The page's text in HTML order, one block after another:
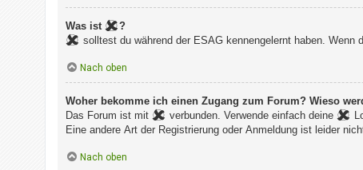
Was ist
?
solltest du während der ESAG kennengelernt haben.
Nach oben
Woher bekomme ich einen Zugang zum Forum? Wieso
Das Forum ist mit
verbunden. Verwende einfach deine
Eine andere Art der Registrierung oder Anmeldung ist leider
Nach oben